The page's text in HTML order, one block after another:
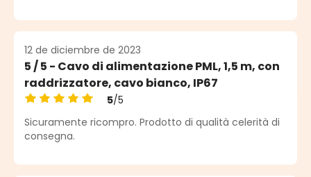
12 de diciembre de 2023
5 / 5 - Cavo di alimentazione PML, 1,5 m, con
raddrizzatore, cavo bianco, IP67
Calificación promedio de 5 de 5 estrellas
5/5
Sicuramente ricompro. Prodotto di qualità celerità di
consegna.